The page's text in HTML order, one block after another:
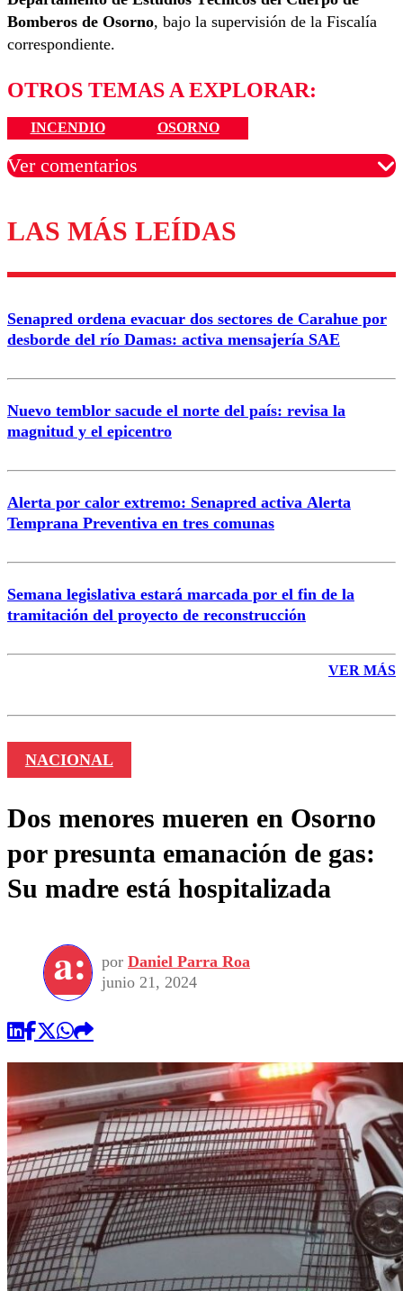
Bomberos de Osorno, bajo la supervisión de la Fiscalía
correspondiente.
OTROS TEMAS A EXPLORAR:
INCENDIO OSORNO
Ver comentarios
Los comentarios son moderados para garantizar un
diálogo respetuoso.
Nombre
Correo
LAS MÁS LEÍDAS
Senapred ordena evacuar dos sectores de Carahue por
desborde del río Damas: activa mensajería SAE
Nuevo temblor sacude el norte del país: revisa la
magnitud y el epicentro
Alerta por calor extremo: Senapred activa Alerta
Temprana Preventiva en tres comunas
Semana legislativa estará marcada por el fin de la
tramitación del proyecto de reconstrucción
VER MÁS
NACIONAL
Dos menores mueren en Osorno
por presunta emanación de gas:
Su madre está hospitalizada
por Daniel Parra Roa
junio 21, 2024